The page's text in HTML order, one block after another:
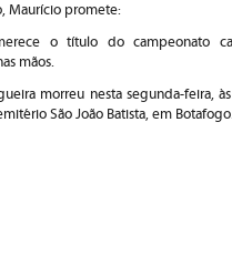
Maurício promete:
o título do campeonato
mãos.
morreu nesta segunda-feira,
São João Batista, em